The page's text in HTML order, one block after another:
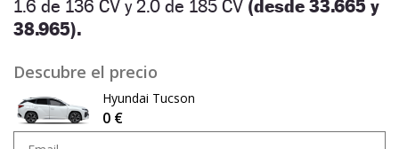
1.6 de 136 CV y 2.0 de 185 CV (desde 33.665 y
38.965).